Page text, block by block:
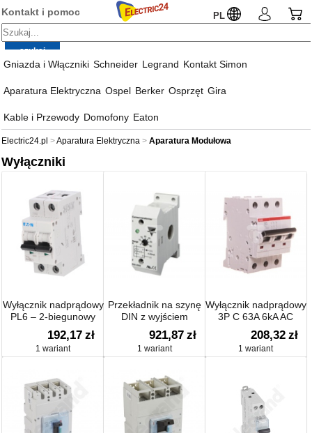
Kontakt i pomoc PL
Gniazda i Włączniki Schneider Legrand Kontakt Simon
Aparatura Elektryczna Ospel Berker Osprzęt Gira
Kable i Przewody Domofony Eaton
Electric24.pl Aparatura Elektryczna Aparatura Modułowa
Wyłączniki
Wyłącznik nadprądowy
PL6 – 2-biegunowy
192,17 zł
1 wariant
Przekładnik na szynę
DIN z wyjściem
analogowym 50A 4-
20mA 22.5x56x49mm
E83-2050
921,87 zł
1 wariant
Wyłącznik nadprądowy
3P C 63A 6kA AC
S203-C63
2CDS253001R0634
208,32 zł
1 wariant